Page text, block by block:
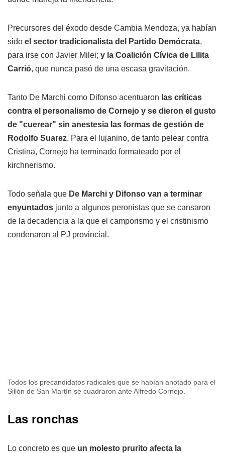
Precursores del éxodo desde Cambia Mendoza, ya habían
sido el sector tradicionalista del Partido Demócrata,
para irse con Javier Milei; y la Coalición Cívica de Lilita
Carrió, que nunca pasó de una escasa gravitación.
Tanto De Marchi como Difonso acentuaron las críticas
contra el personalismo de Cornejo y se dieron el gusto
de "cuerear" sin anestesia las formas de gestión de
Rodolfo Suarez. Para el lujanino, de tanto pelear contra
Cristina, Cornejo ha terminado formateado por el
kirchnerismo.
Todo señala que De Marchi y Difonso van a terminar
enyuntados junto a algunos peronistas que se cansaron
de la decadencia a la que el camporismo y el cristinismo
condenaron al PJ provincial.
Todos los precandidatos radicales que se habían anotado para el
Sillón de San Martín se cuadraron ante Alfredo Cornejo.
Las ronchas
Lo concreto es que un molesto prurito afecta la